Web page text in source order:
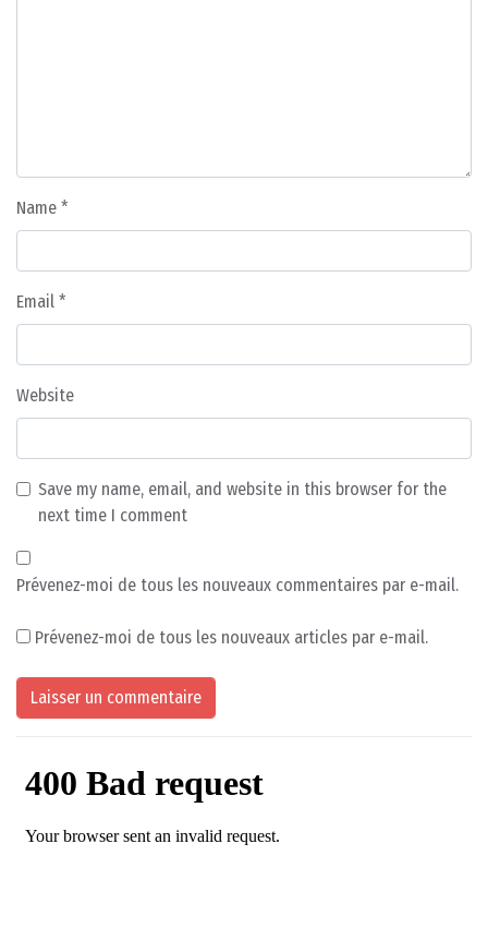
Name *
Email *
Website
Save my name, email, and website in this browser for the
next time I comment
Prévenez-moi de tous les nouveaux commentaires par e-mail.
Prévenez-moi de tous les nouveaux articles par e-mail.